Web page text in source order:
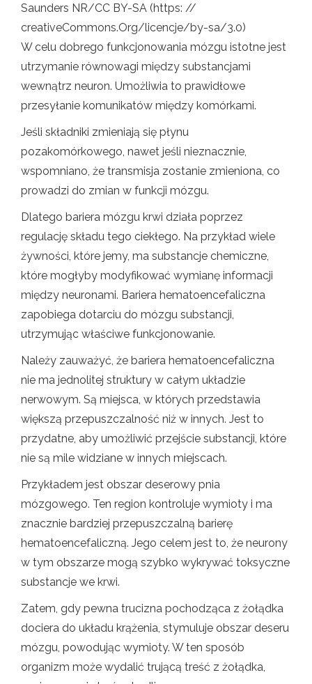
Saunders NR/CC BY-SA (https: //
creativeCommons.Org/licencje/by-sa/3.0)
W celu dobrego funkcjonowania mózgu istotne jest
utrzymanie równowagi między substancjami
wewnątrz neuron. Umożliwia to prawidłowe
przesyłanie komunikatów między komórkami.
Jeśli składniki zmieniają się płynu
pozakomórkowego, nawet jeśli nieznacznie,
wspomniano, że transmisja zostanie zmieniona, co
prowadzi do zmian w funkcji mózgu.
Dlatego bariera mózgu krwi działa poprzez
regulację składu tego ciekłego. Na przykład wiele
żywności, które jemy, ma substancje chemiczne,
które mogłyby modyfikować wymianę informacji
między neuronami. Bariera hematoencefaliczna
zapobiega dotarciu do mózgu substancji,
utrzymując właściwe funkcjonowanie.
Należy zauważyć, że bariera hematoencefaliczna
nie ma jednolitej struktury w całym układzie
nerwowym. Są miejsca, w których przedstawia
większą przepuszczalność niż w innych. Jest to
przydatne, aby umożliwić przejście substancji, które
nie są mile widziane w innych miejscach.
Przykładem jest obszar deserowy pnia
mózgowego. Ten region kontroluje wymioty i ma
znacznie bardziej przepuszczalną barierę
hematoencefaliczną. Jego celem jest to, że neurony
w tym obszarze mogą szybko wykrywać toksyczne
substancje we krwi.
Zatem, gdy pewna trucizna pochodząca z żołądka
dociera do układu krążenia, stymuluje obszar deseru
mózgu, powodując wymioty. W ten sposób
organizm może wydalić trującą treść z żołądka,